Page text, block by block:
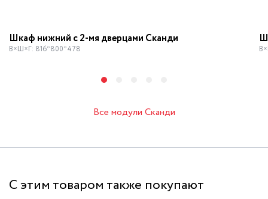
Шкаф нижний с 2-мя дверцами Сканди
В×Ш×Г: 816*800*478
Все модули Сканди
С этим товаром также покупают